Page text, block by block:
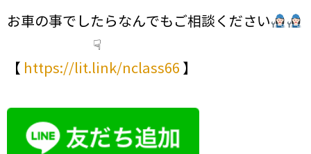
お車の事でしたらなんでもご相談ください
☟
【 https://lit.link/nclass66 】